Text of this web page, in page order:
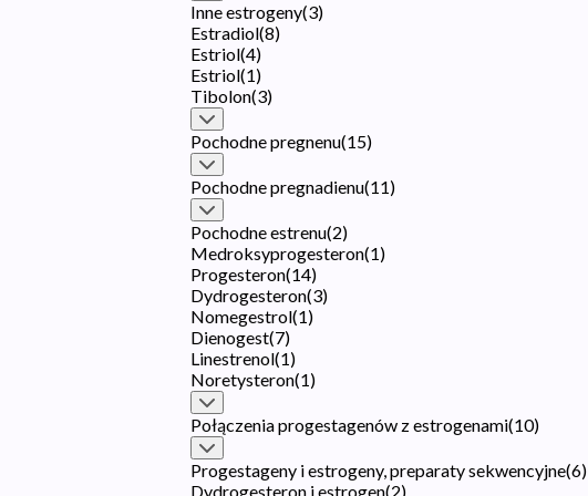
Inne estrogeny(3)
Estradiol(8)
Estriol(4)
Estriol(1)
Tibolon(3)
Pochodne pregnenu(15)
Pochodne pregnadienu(11)
Pochodne estrenu(2)
Medroksyprogesteron(1)
Progesteron(14)
Dydrogesteron(3)
Nomegestrol(1)
Dienogest(7)
Linestrenol(1)
Noretysteron(1)
Połączenia progestagenów z estrogenami(10)
Progestageny i estrogeny, preparaty sekwencyjne(6)
Dydrogesteron i estrogen(2)